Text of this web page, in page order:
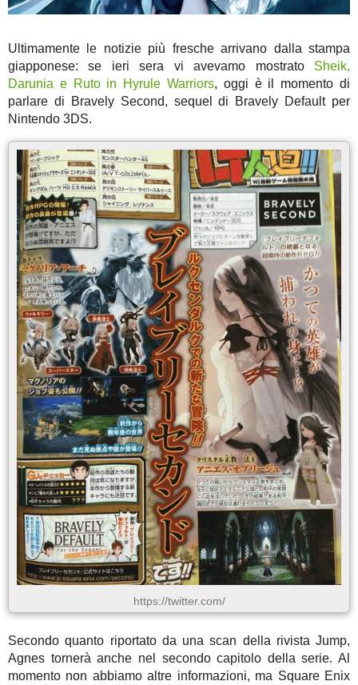
Ultimamente le notizie più fresche arrivano dalla stampa
giapponese: se ieri sera vi avevamo mostrato Sheik,
Darunia e Ruto in Hyrule Warriors, oggi è il momento di
parlare di Bravely Second, sequel di Bravely Default per
Nintendo 3DS.
https://twitter.com/
Secondo quanto riportato da una scan della rivista Jump,
Agnes tornerà anche nel secondo capitolo della serie. Al
momento non abbiamo altre informazioni, ma Square Enix